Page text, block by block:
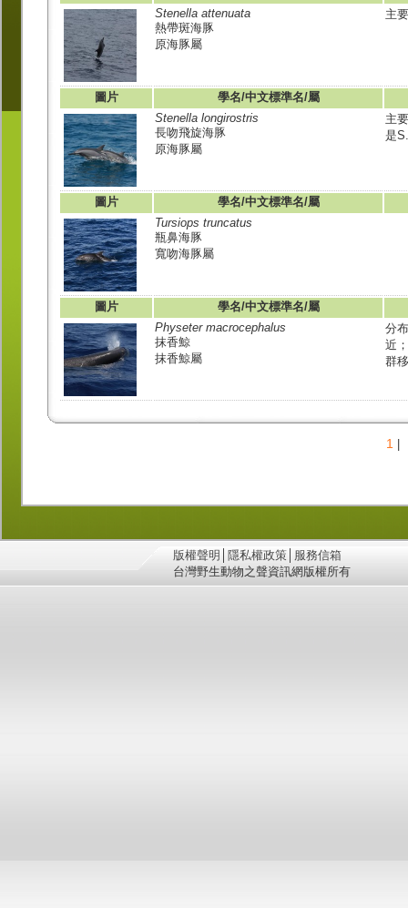
Stenella attenuata
熱帶斑海豚
原海豚屬
主
圖片
學名/中文標準名/屬
Stenella longirostris
長吻飛旋海豚
原海豚屬
主
是
圖片
學名/中文標準名/屬
Tursiops truncatus
瓶鼻海豚
寬吻海豚屬
圖片
學名/中文標準名/屬
Physeter macrocephalus
抹香鯨
抹香鯨屬
分
近
群
1
版權聲明 隱私權政策 服務信箱
台灣野生動物之聲資訊網版權所有